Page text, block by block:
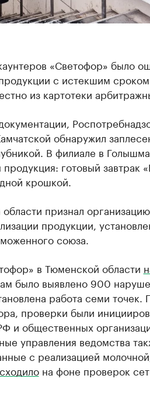
«Светофор» было
с истекшим
из картотеки
обнаружил
В филиале в
готовый завтрак
крошкой.
признал
продукции,
союза.
в Тюменской области
было выявлено 900
работа семи точек.
проверки были
и общественных
управления ведомства
с реализацией
на фоне проверок